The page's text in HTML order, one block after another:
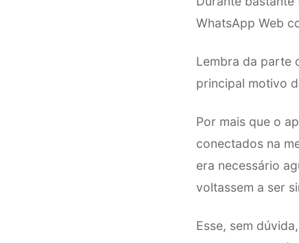
WhatsApp Web
Lembra da parte
principal motivo
Por mais que o
conectados na
era necessário
voltassem a ser
Esse, sem